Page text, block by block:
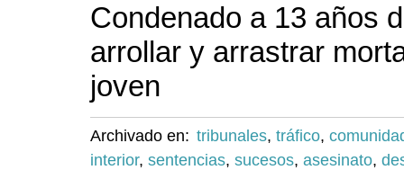
Condenado a 13 años
arrollar y arrastrar
joven
Archivado en: tribunales, tráfico,
interior, sentencias, sucesos, asesinato,